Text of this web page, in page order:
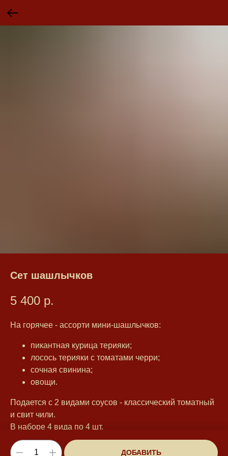
Сет шашлычков
5 400 р.
ДОБАВИТЬ
На горячее - ассорти мини-шашлычков:
пикантная курица терияки;
лосось терияки с томатами черри;
сочная свинина;
овощи.
Подается с 2 видами соусов - классический томатный
и свит чили.
В наборе 4 вида по 4 шт.
Вес 1 500 г